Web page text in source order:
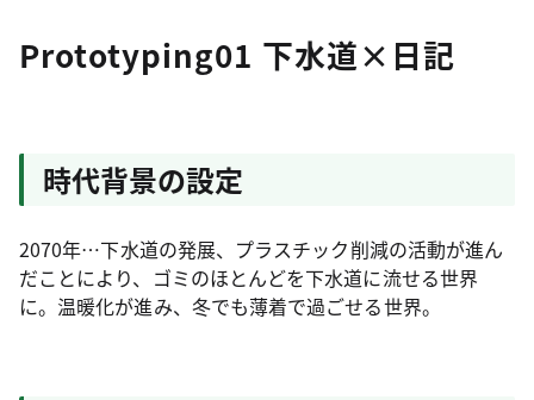
Prototyping01 下水道×日記
時代背景の設定
2070年…下水道の発展、プラスチック削減の活動が進ん
だことにより、ゴミのほとんどを下水道に流せる世界
に。温暖化が進み、冬でも薄着で過ごせる世界。